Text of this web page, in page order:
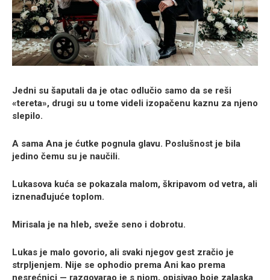
Jedni su šaputali da je otac odlučio samo da se reši
«tereta», drugi su u tome videli izopačenu kaznu za njeno
slepilo.
A sama Ana je ćutke pognula glavu. Poslušnost je bila
jedino čemu su je naučili.
Lukasova kuća se pokazala malom, škripavom od vetra, ali
iznenađujuće toplom.
Mirisala je na hleb, sveže seno i dobrotu.
Lukas je malo govorio, ali svaki njegov gest zračio je
strpljenjem. Nije se ophodio prema Ani kao prema
nesrećnici — razgovarao je s njom, opisivao boje zalaska